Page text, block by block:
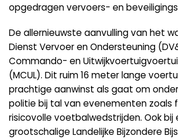
opgedragen vervoers- en
De allernieuwste aanvulling van het
Dienst Vervoer en Ondersteuning
Commando- en
(MCUL). Dit ruim 16 meter lange
prachtige aanwinst als gaat om
politie bij tal van evenementen zoals
risicovolle voetbalwedstrijden. Ook
grootschalige Landelijke Bijzondere